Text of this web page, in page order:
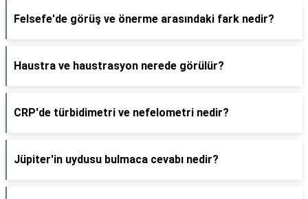
Felsefe'de görüş ve önerme arasındaki fark nedir?
Haustra ve haustrasyon nerede görülür?
CRP'de türbidimetri ve nefelometri nedir?
Jüpiter'in uydusu bulmaca cevabı nedir?